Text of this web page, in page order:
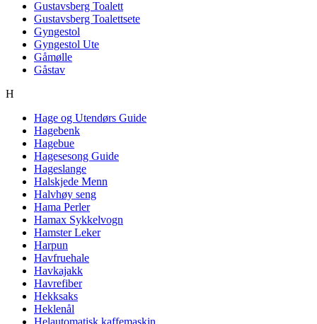
Gustavsberg Toalett
Gustavsberg Toalettsete
Gyngestol
Gyngestol Ute
Gåmølle
Gåstav
H
Hage og Utendørs Guide
Hagebenk
Hagebue
Hagesesong Guide
Hageslange
Halskjede Menn
Halvhøy seng
Hama Perler
Hamax Sykkelvogn
Hamster Leker
Harpun
Havfruehale
Havkajakk
Havrefiber
Hekksaks
Heklenål
Helautomatisk kaffemaskin